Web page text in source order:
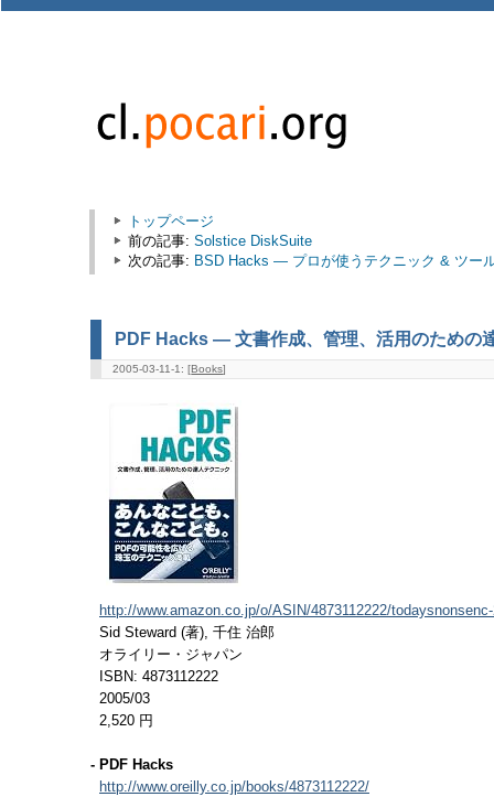
トップページ
前の記事: Solstice DiskSuite
次の記事: BSD Hacks ― プロが使うテクニック & ツー
PDF Hacks ― 文書作成、管理、活用のための
2005-03-11-1: [Books]
http://www.amazon.co.jp/o/ASIN/4873112222/
Sid Steward (著), 千住 治郎
オライリー・ジャパン
ISBN: 4873112222
2005/03
2,520 円
- PDF Hacks
http://www.oreilly.co.jp/books/4873112222/